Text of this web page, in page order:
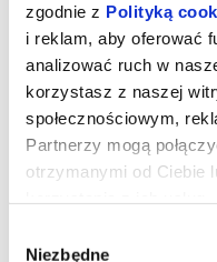
zgodnie z Polityką
i reklam, aby oferować
analizować ruch w
korzystasz z naszej
społecznościowym,
Partnerzy mogą
otrzymanymi od Ciebie
Niezbędne
Wpatrując się
Łączący ulotność i
Sofii Coppoli z
kilku pokoleń dziewcząt i
ekranizacją
Frydryszak.